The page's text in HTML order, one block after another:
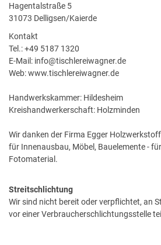
Hagentalstraße 5
31073 Delligsen/Kaierde
Kontakt
Tel.: +49 5187 1320
E-Mail: info@tischlereiwagner.de
Web: www.tischlereiwagner.de
Handwerkskammer: Hildesheim
Kreishandwerkerschaft: Holzminden
Wir danken der Firma Egger
für Innenausbau, Möbel, Bauelemente -
Fotomaterial.
Streitschlichtung
Wir sind nicht bereit oder verpflichtet, an
vor einer Verbraucherschlichtungsstelle